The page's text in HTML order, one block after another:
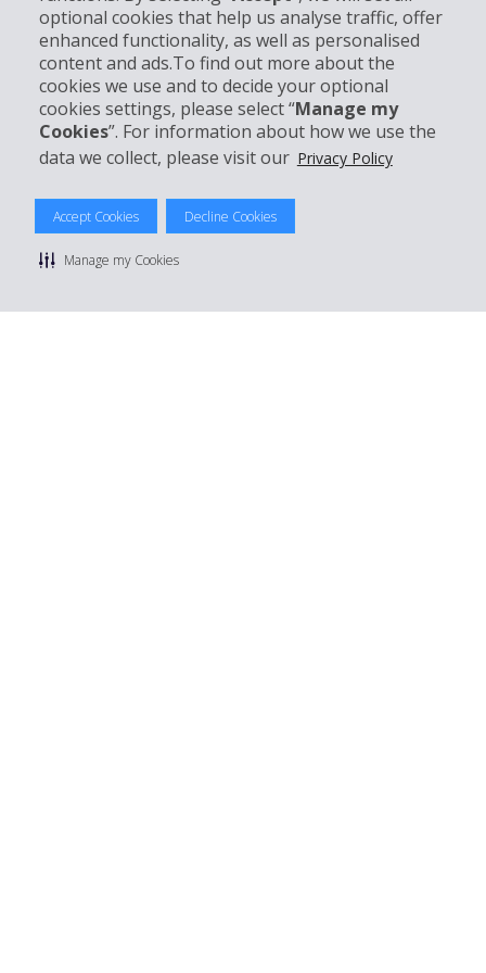
optional cookies that help us analyse traffic, offer
enhanced functionality, as well as personalised
content and ads.To find out more about the
cookies we use and to decide your optional
cookies settings, please select “Manage my
Cookies”. For information about how we use the
data we collect, please visit our Privacy Policy
Accept Cookies Decline Cookies
Manage my Cookies
Support client
Réserver avec Hertz
© 2026 The Hertz System, Inc.
Politique de confidentialité
Conditions de location |